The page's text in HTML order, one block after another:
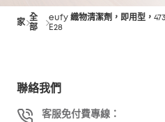
家
全
部
eufy 織物清潔劑，即用型，
E28
聯絡我們
客服免付費專線：